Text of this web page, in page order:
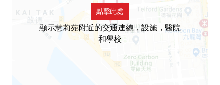
點擊此處
顯示慧莉苑附近的交通連線，設施，醫院
和學校